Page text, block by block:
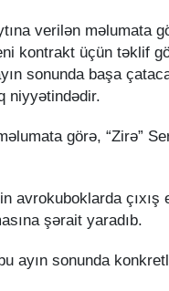
verilən məlumata
kontrakt üçün təklif
sonunda başa
niyyətindədir.
görə, “Zirə”
avrokuboklarda
şərait yaradıb.
ayın sonunda